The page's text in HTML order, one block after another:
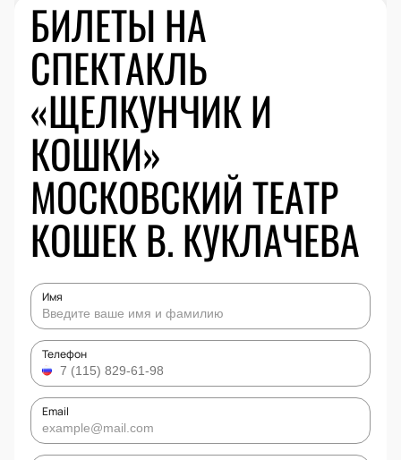
БИЛЕТЫ НА
СПЕКТАКЛЬ
«ЩЕЛКУНЧИК И
КОШКИ»
МОСКОВСКИЙ ТЕАТР
КОШЕК В. КУКЛАЧЕВА
Имя
Телефон
Email